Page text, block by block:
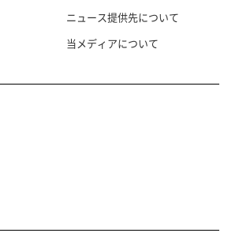
ニュース提供先について
当メディアについて